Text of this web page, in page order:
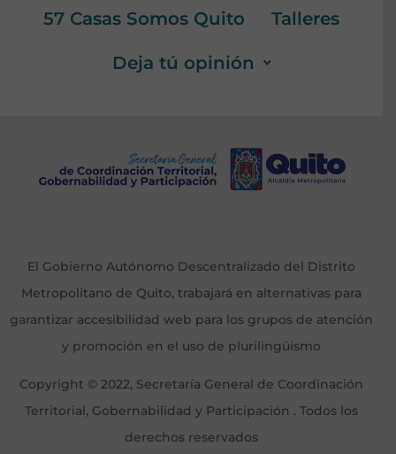
57 Casas Somos Quito Talleres
Deja tú opinión
El Gobierno Autónomo Descentralizado del Distrito
Metropolitano de Quito, trabajará en alternativas para
garantizar accesibilidad web para los grupos de atención
y promoción en el uso de plurilingüismo
Copyright © 2022, Secretaría General de Coordinación
Territorial, Gobernabilidad y Participación . Todos los
derechos reservados